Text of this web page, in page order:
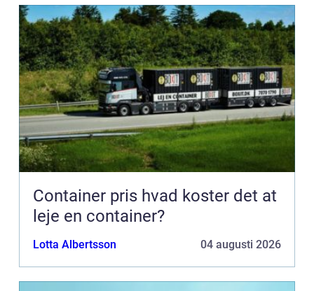
Container pris hvad koster det at
leje en container?
Lotta Albertsson 04 augusti 2026